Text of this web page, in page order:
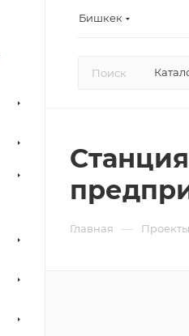
Бишкек
Главная — Проекты